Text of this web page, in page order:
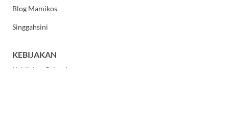
Blog Mamikos
Singgahsini
KEBIJAKAN
Kebijakan Privasi